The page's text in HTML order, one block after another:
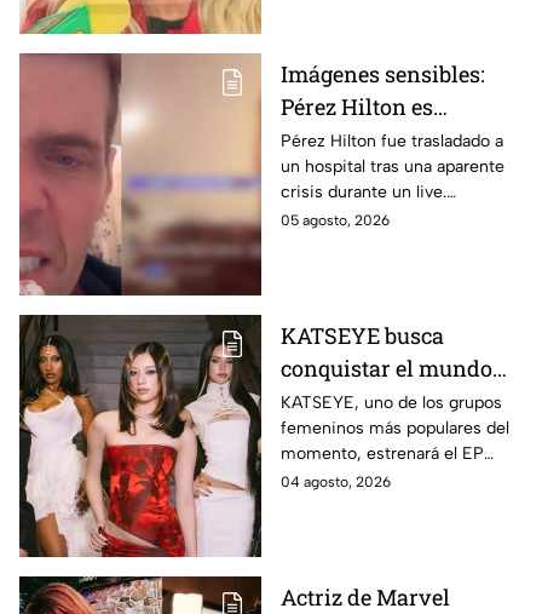
Imágenes sensibles:
Pérez Hilton es
hospitalizado tras
aparente crisis durante
transmisión en vivo |
VIDEO
Pérez Hilton fue trasladado a
un hospital tras una aparente
crisis durante un live.
Autoridades acudieron a su
05 agosto, 2026
KATSEYE busca
conquistar el mundo
con nueva música y
documental; crece la
incógnita sobre el
regreso de Manon |
KATSEYE, uno de los grupos
femeninos más populares del
momento, estrenará el EP
‘WILD’ y el documental ‘WILD
04 agosto, 2026
Actriz de Marvel